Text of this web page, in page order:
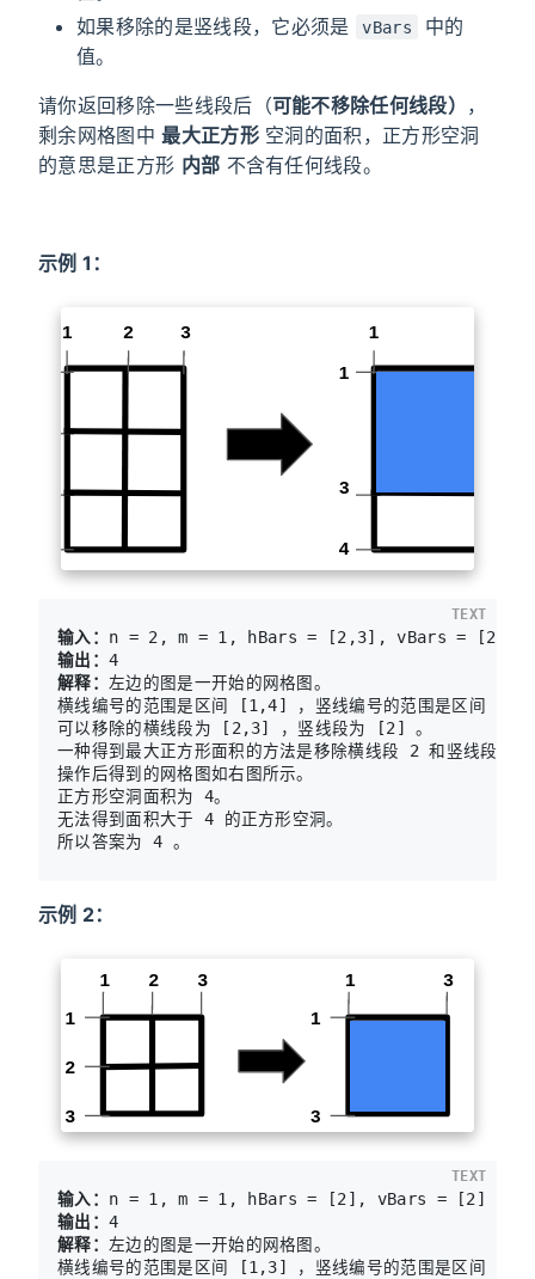
如果移除的是竖线段，它必须是
vBars
中的
值。
请你返回移除一些线段后（可能不移除任何线段） ，
剩余网格图中最大正方形空洞的面积，正方形空洞
的意思是正方形 内部 不含有任何线段。
示例 1：
输入：
输出：
解释： 左边的图是一开始的网格图。
横线编号的范围是区间 [1,4] ，竖线编号的范围是区间
可以移除的横线段为 [2,3] ，竖线段为 [2] 。
一种得到最大正方形面积的方法是移除横线段 2 和竖线段 2
操作后得到的网格图如右图所示。
正方形空洞面积为 4。
无法得到面积大于 4 的正方形空洞。
TEXT
示例 2：
输入：
输出：
解释： 左边的图是一开始的网格图。
横线编号的范围是区间 [1,3] ，竖线编号的范围是区间
TEXT